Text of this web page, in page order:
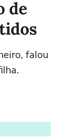
de
falou